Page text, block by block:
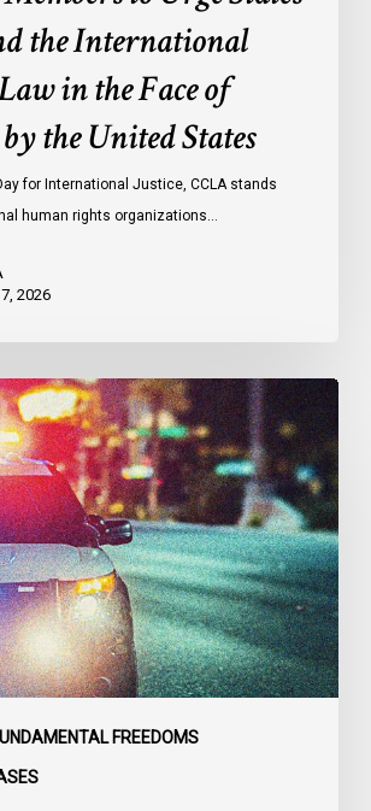
the International
in the Face of
the United States
for International Justice, CCLA stands
human rights organizations…
2026
FREEDOMS